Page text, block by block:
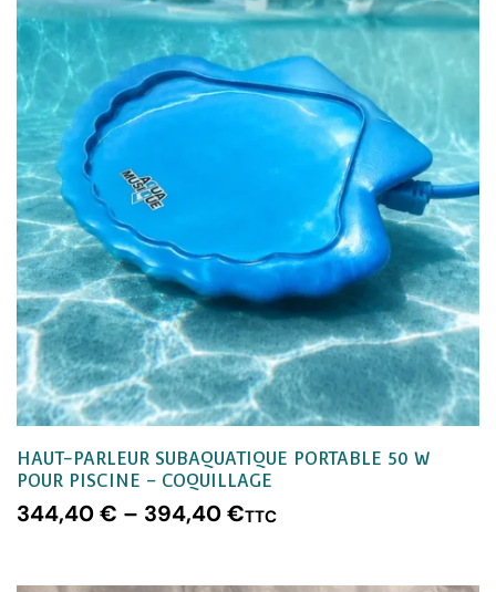
HAUT-PARLEUR SUBAQUATIQUE PORTABLE 50 W
POUR PISCINE – COQUILLAGE
344,40€ – 394,40€TTC